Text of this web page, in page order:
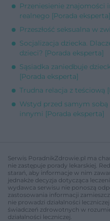
Przeniesienie znajomości
realnego [Porada eksperta]
Przeszłość seksualna w
Socjalizacja dziecka.
dzieci? [Porada eksperta]
Sąsiadka zaniedbuje
[Porada eksperta]
Trudna relacja z teściową
Wstyd przed samym
innymi [Porada eksperta]
Serwis PoradnikZdrowie.pl ma
nie zastępuje porady lekarskiej.
starań, aby informacje w nim
jednakże decyzja dotycząca
wydawca serwisu nie ponoszą
zastosowania informacji
nie prowadzi działalności
świadczeń zdrowotnych w
działalności leczniczej.